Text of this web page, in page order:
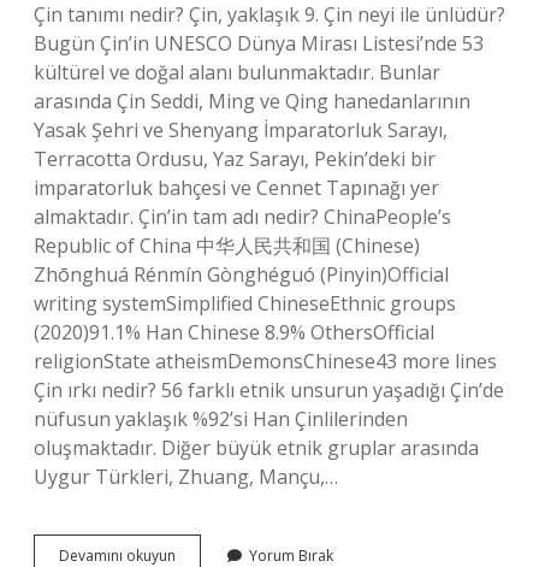
Çin tanımı nedir? Çin, yaklaşık 9. Çin neyi ile ünlüdür?
Bugün Çin’in UNESCO Dünya Mirası Listesi’nde 53
kültürel ve doğal alanı bulunmaktadır. Bunlar
arasında Çin Seddi, Ming ve Qing hanedanlarının
Yasak Şehri ve Shenyang İmparatorluk Sarayı,
Terracotta Ordusu, Yaz Sarayı, Pekin’deki bir
imparatorluk bahçesi ve Cennet Tapınağı yer
almaktadır. Çin’in tam adı nedir? ChinaPeople’s
Republic of China 中华人民共和国 (Chinese)
Zhōnghuá Rénmín Gònghéguó (Pinyin)Official
writing systemSimplified ChineseEthnic groups
(2020)91.1% Han Chinese 8.9% OthersOfficial
religionState atheismDemonsChinese43 more lines
Çin ırkı nedir? 56 farklı etnik unsurun yaşadığı Çin’de
nüfusun yaklaşık %92’si Han Çinlilerinden
oluşmaktadır. Diğer büyük etnik gruplar arasında
Uygur Türkleri, Zhuang, Mançu,…
Devamını okuyun Yorum Bırak